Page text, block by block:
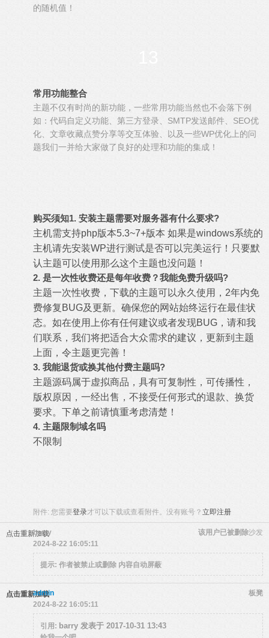
的随机值！
常用功能整合
主题不仅有时尚的新功能，一些常用功能当然也不会落下例
如：代码自定义功能、第三方登录、SMTP发送邮件、SEO优
化、文章收藏点赞分享等交互体验、以及一些WP优化上的问
题我们一并给大家做了良好的处理和功能的集成！
购买须知1. 安装主题需要对服务器有什么要求?
主机需支持php版本5.3~7+版本 如果是windows系统的
主机请先安装WP进行测试是否可以完美运行！只要默
认主题可以使用那么这个主题也没问题！
2. 是一次性收费还是每年收费？我能免费升级吗?
主题一次性收费，下载的主题可以永久使用，2年内免
费修复BUG及更新。确保您的网站始终运行在最佳状
态。如在使用上你有任何建议或者发现BUG，请和我
们联系，我们将把适合大众需求的建议，更新到主题
上面，令主题更完善！
3. 我能退货或换其他付费主题吗?
主题源码属于虚拟商品，具有可复制性，可传播性，
版权原因，一经出售，不接受任何形式的退款、换货
要求。下单之前请慎重考虑清楚！
4. 主题限制域名吗
不限制
附件: 您需要登录才可以下载或查看附件。没有账号？ 立即注册
点击重新加载 沙发
barry
该用户已被删除
2024-8-22 16:05:11
提示: 作者被禁止或删除 内容自动屏蔽
点击重新加载 板凳
admin
2024-8-22 16:05:11
引用: barry 发表于 2017-10-31 13:43